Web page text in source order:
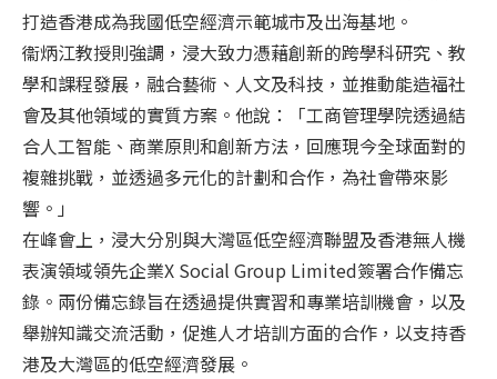
打造香港成為我國低空經濟示範城市及出海基地。
衞炳江教授則強調，浸大致力憑藉創新的跨學科研究、教
學和課程發展，融合藝術、人文及科技，並推動能造福社
會及其他領域的實質方案。他說：「工商管理學院透過結
合人工智能、商業原則和創新方法，回應現今全球面對的
複雜挑戰，並透過多元化的計劃和合作，為社會帶來影
響。」
在峰會上，浸大分別與大灣區低空經濟聯盟及香港無人機
表演領域領先企業X Social Group Limited簽署合作備忘
錄。兩份備忘錄旨在透過提供實習和專業培訓機會，以及
舉辦知識交流活動，促進人才培訓方面的合作，以支持香
港及大灣區的低空經濟發展。